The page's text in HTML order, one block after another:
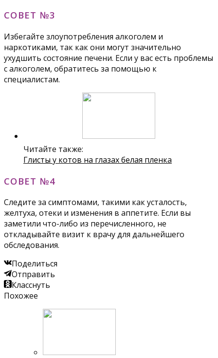
СОВЕТ №3
Избегайте злоупотребления алкоголем и
наркотиками, так как они могут значительно
ухудшить состояние печени. Если у вас есть проблемы
с алкоголем, обратитесь за помощью к
специалистам.
Читайте также:
Глисты у котов на глазах белая пленка
СОВЕТ №4
Следите за симптомами, такими как усталость,
желтуха, отеки и изменения в аппетите. Если вы
заметили что-либо из перечисленного, не
откладывайте визит к врачу для дальнейшего
обследования.
Поделиться
Отправить
Класснуть
Похожее